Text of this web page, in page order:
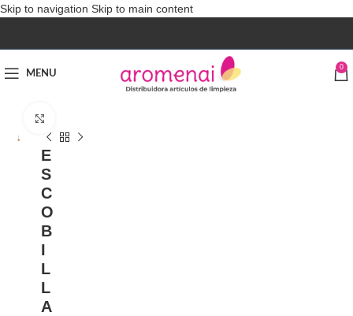
Skip to navigation Skip to main content
MENU
0
E
S
C
O
B
I
L
L
A